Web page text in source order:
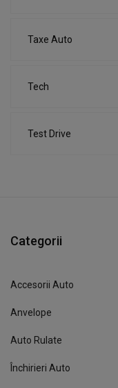
Taxe Auto
Tech
Test Drive
Categorii
Accesorii Auto
Anvelope
Auto Rulate
Închirieri Auto